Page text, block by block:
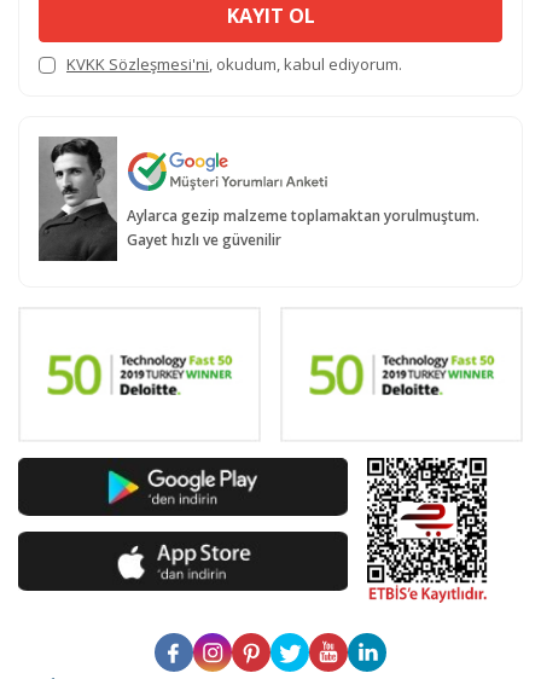
KAYIT OL
KVKK Sözleşmesi'ni, okudum, kabul ediyorum.
Aylarca gezip malzeme toplamaktan yorulmuştum.
Gayet hızlı ve güvenilir